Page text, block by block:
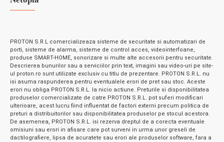
PROTON S.R.L comercializeaza sisteme de securitate si automatizari de
porti, sisteme de alarma, sisteme de control acces, videointerfoane,
produse SMART-HOME, sonorizare si multe alte accesorii pentru securitate.
Descrierea bunurilor sau a serviciilor prin text, imagini sau video-uri pe site-
ul proton.ro sunt utilizate exclusiv cu titlu de prezentare. PROTON S.R.L. nu
isi asuma raspunderea pentru eventualele erori de pret sau stoc. Aceste
erori nu obliga PROTON S.R.L. la nicio actiune. Preturile si disponibilitatea
produselor comercializate de catre PROTON S.R.L. pot suferi modificari
ulterioare, acest lucru fiind influentat de factori externi precum politica de
preturi a distribuitorilor sau disponibilitatea produselor pe stocul acestora.
De asemenea, PROTON S.R.L. isi rezerva dreptul de a corecta eventuale
omisiuni sau erori in afisare care pot surveni in urma unor greseli de
dactilografiere, lipsa de acuratete sau erori ale produselor software, fara a